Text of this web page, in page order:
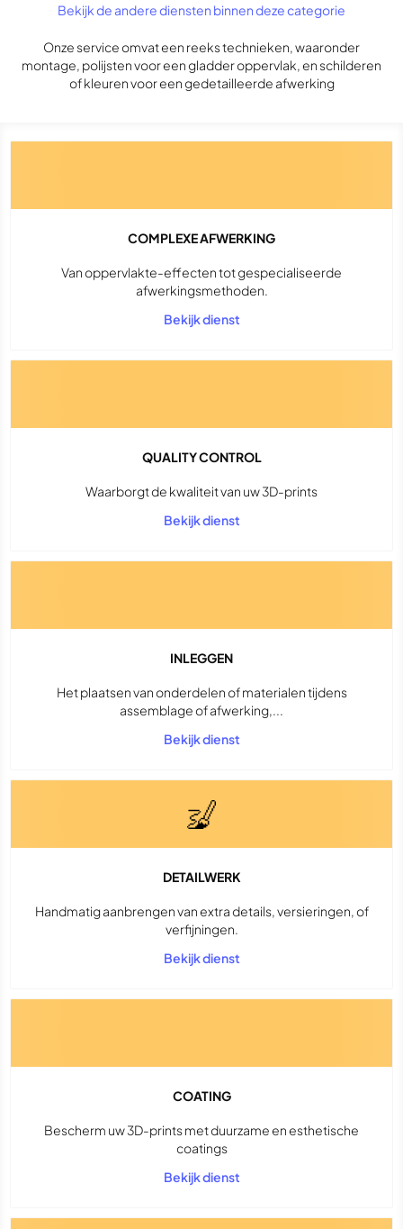
Bekijk de andere diensten binnen deze categorie
Onze service omvat een reeks technieken, waaronder
montage, polijsten voor een gladder oppervlak, en schilderen
of kleuren voor een gedetailleerde afwerking
COMPLEXE AFWERKING
Van oppervlakte-effecten tot gespecialiseerde
afwerkingsmethoden.
Bekijk dienst
QUALITY CONTROL
Waarborgt de kwaliteit van uw 3D-prints
Bekijk dienst
INLEGGEN
Het plaatsen van onderdelen of materialen tijdens
assemblage of afwerking,...
Bekijk dienst
DETAILWERK
Handmatig aanbrengen van extra details, versieringen, of
verfijningen.
Bekijk dienst
COATING
Bescherm uw 3D-prints met duurzame en esthetische
coatings
Bekijk dienst